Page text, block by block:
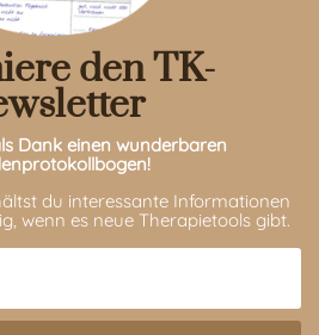
den TK-
Dank einen wunderbaren
du interessante Informationen
wenn es neue Therapietools gibt.